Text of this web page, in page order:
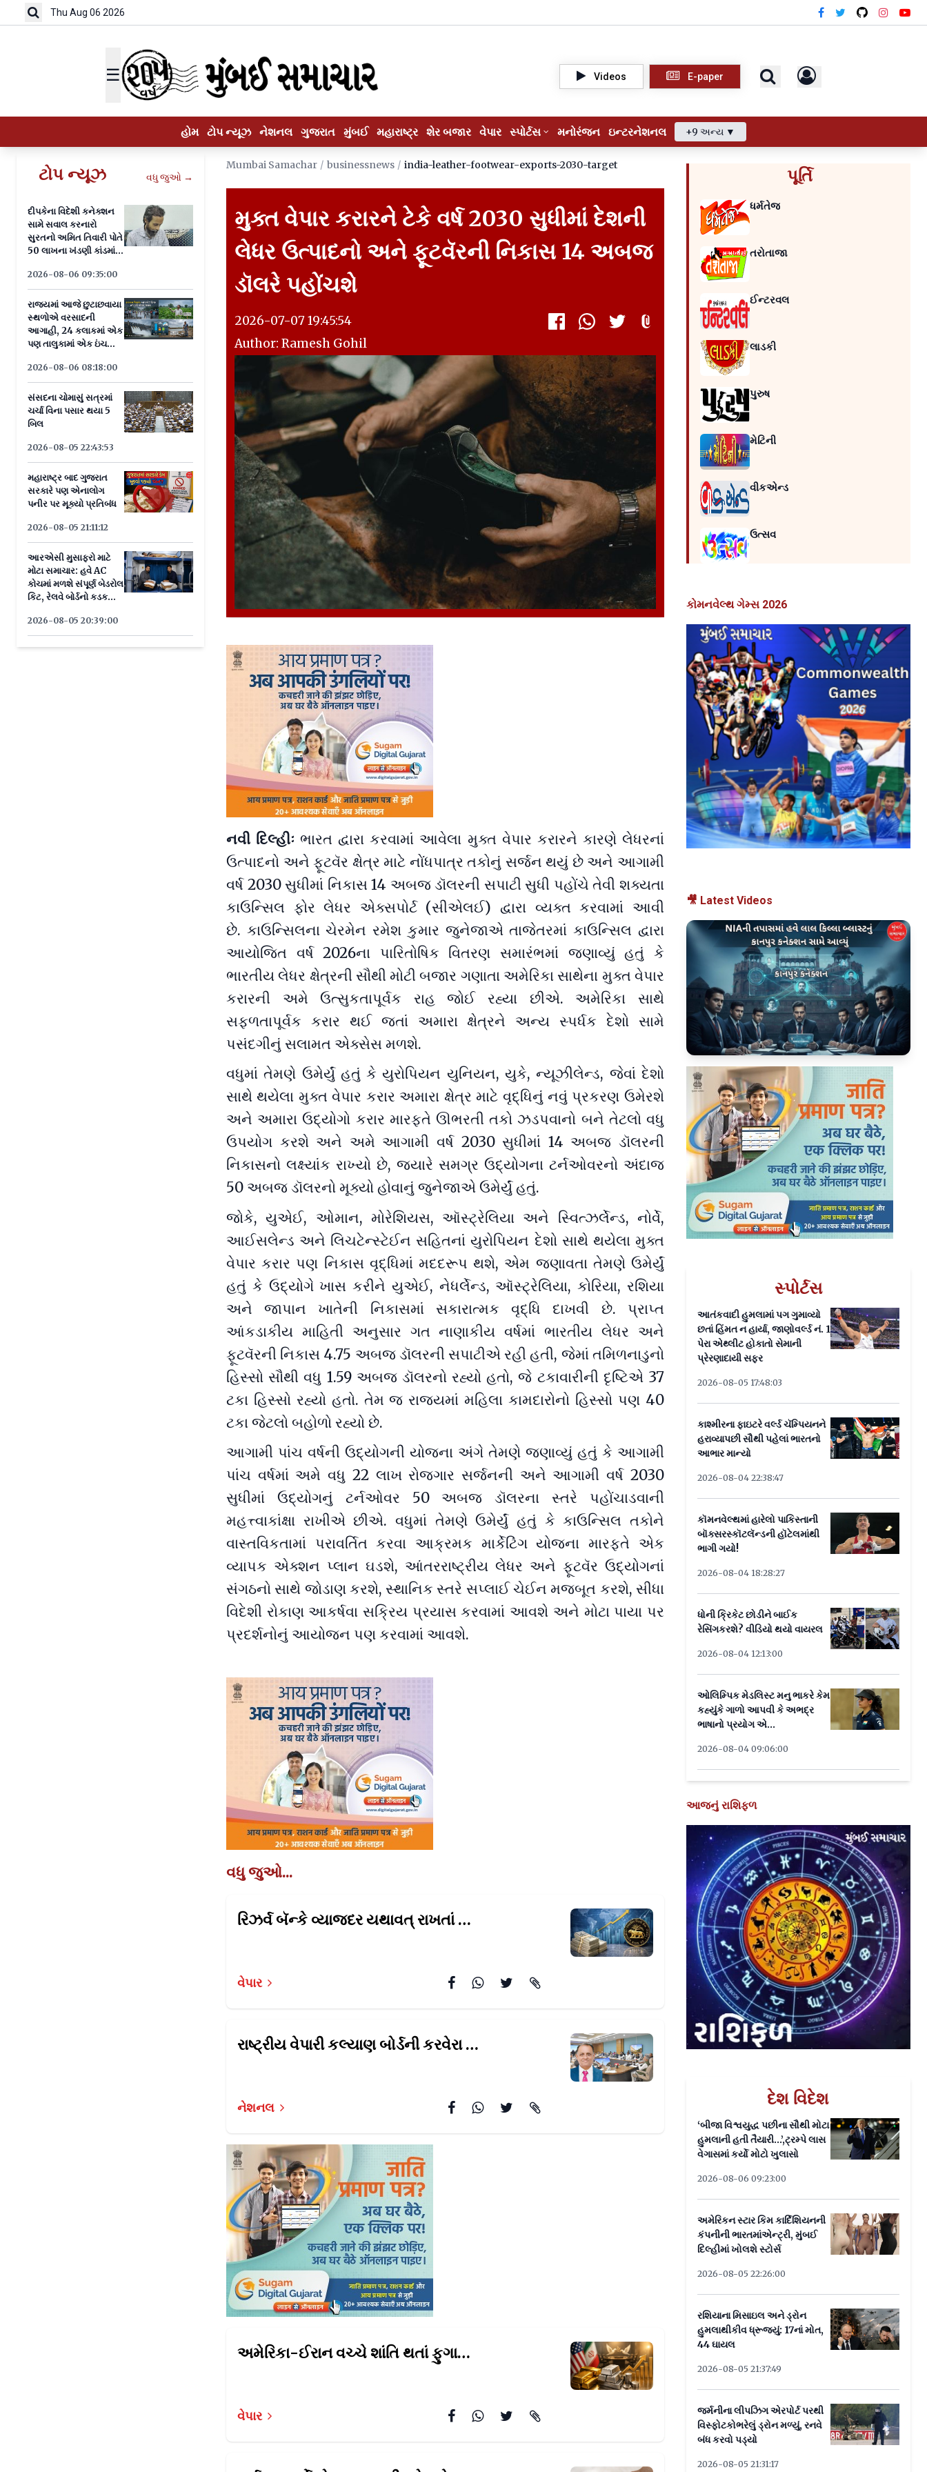
Thu Aug 06 2026
☰ Videos E-paper
હોમ ટોપ ન્યૂઝ નેશનલ ગુજરાત મુંબઈ મહારાષ્ટ્ર શેર બજાર વેપાર સ્પોર્ટસ મનોરંજન ઇન્ટરનેશનલ +9 અન્ય ▼
ટોપ ન્યૂઝ વધુ જુઓ →
દીપકેના વિદેશી કનેક્શન
સામે સવાલ કરનારો
સુરતનો અમિત તિવારી પોતે
50 લાખના ખંડણી કાંડમાં
2026-08-06 09:35:00
રાજ્યમાં આજે છુટાછવાયા
સ્થળોએ વરસાદની
આગાહી, 24 કલાકમાં એક
પણ તાલુકામાં એક ઇંચથી
2026-08-06 08:18:00
સંસદના ચોમાસું સત્રમાં
ચર્ચા વિના પસાર થયા 5
બિલ
2026-08-05 22:43:53
મહારાષ્ટ્ર બાદ ગુજરાત
સરકારે પણ એનાલોગ
પનીર પર મૂક્યો પ્રતિબંધ
2026-08-05 21:11:12
આરએસી મુસાફરો માટે
મોટા સમાચાર: હવે AC
કોચમાં મળશે સંપૂર્ણ બેડરોલ
કિટ, રેલવે બોર્ડનો કડક
2026-08-05 20:39:00
Mumbai Samachar / businessnews / india-leather-footwear-exports-2030-target
મુક્ત વેપાર કરારને ટેકે વર્ષ 2030 સુધીમાં દેશની
લેધર ઉત્પાદનો અને ફૂટવૅરની નિકાસ 14 અબજ
ડૉલરે પહોંચશે
2026-07-07 19:45:54
Author: Ramesh Gohil
નવી દિલ્હીઃભારત દ્વારા કરવામાં આવેલા મુક્ત વેપાર કરારને કારણે લેધરનાં
ઉત્પાદનો અને ફૂટવૅર ક્ષેત્ર માટે નોંધપાત્ર તકોનું સર્જન થયું છે અને આગામી
વર્ષ 2030 સુધીમાં નિકાસ 14 અબજ ડૉલરની સપાટી સુધી પહોંચે તેવી શક્યતા
કાઉન્સિલ ફોર લેધર એક્સપોર્ટ (સીએલઈ) દ્વારા વ્યક્ત કરવામાં આવી
છે. કાઉન્સિલના ચેરમેન રમેશ કુમાર જુનેજાએ તાજેતરમાં કાઉન્સિલ દ્વારા
આયોજિત વર્ષ 2026ના પારિતોષિક વિતરણ સમારંભમાં જણાવ્યું હતું કે
ભારતીય લેધર ક્ષેત્રની સૌથી મોટી બજાર ગણાતા અમેરિકા સાથેના મુક્ત વેપાર
કરારની અમે ઉત્સુકતાપૂર્વક રાહ જોઈ રહ્યા છીએ. અમેરિકા સાથે
સફળતાપૂર્વક કરાર થઈ જતાં અમારા ક્ષેત્રને અન્ય સ્પર્ધક દેશો સામે
પસંદગીનું સલામત એક્સેસ મળશે.
વધુમાં તેમણે ઉમેર્યું હતું કે યુરોપિયન યુનિયન, યુકે, ન્યૂઝીલેન્ડ, જેવાં દેશો
સાથે થયેલા મુક્ત વેપાર કરાર અમારા ક્ષેત્ર માટે વૃદ્ધિનું નવું પ્રકરણ ઉમેરશે
અને અમારા ઉદ્યોગો કરાર મારફતે ઊભરતી તકો ઝડપવાનો બને તેટલો વધુ
ઉપયોગ કરશે અને અમે આગામી વર્ષ 2030 સુધીમાં 14 અબજ ડૉલરની
નિકાસનો લક્ષ્યાંક રાખ્યો છે, જ્યારે સમગ્ર ઉદ્યોગના ટર્નઓવરનો અંદાજ
50 અબજ ડૉલરનો મૂક્યો હોવાનું જુનેજાએ ઉમેર્યું હતું.
જોકે, યુએઈ, ઓમાન, મોરેશિયસ, ઑસ્ટ્રેલિયા અને સ્વિત્ઝર્લેન્ડ, નોર્વે,
આઈસલેન્ડ અને લિચટેન્સ્ટેઈન સહિતનાં યુરોપિયન દેશો સાથે થયેલા મુક્ત
વેપાર કરાર પણ નિકાસ વૃદ્ધિમાં મદદરૂપ થશે, એમ જણાવતા તેમણે ઉમેર્યું
હતું કે ઉદ્યોગે ખાસ કરીને યુએઈ, નેધર્લેન્ડ, ઑસ્ટ્રેલિયા, કોરિયા, રશિયા
અને જાપાન ખાતેની નિકાસમાં સકારાત્મક વૃદ્ધિ દાખવી છે. પ્રાપ્ત
આંકડાકીય માહિતી અનુસાર ગત નાણાકીય વર્ષમાં ભારતીય લેધર અને
ફૂટવૅરની નિકાસ 4.75 અબજ ડૉલરની સપાટીએ રહી હતી, જેમાં તમિળનાડુનો
હિસ્સો સૌથી વધુ 1.59 અબજ ડૉલરનો રહ્યો હતો, જે ટકાવારીની દૃષ્ટિએ 37
ટકા હિસ્સો રહ્યો હતો. તેમ જ રાજ્યમાં મહિલા કામદારોનો હિસ્સો પણ 40
ટકા જેટલો બહોળો રહ્યો છે.
આગામી પાંચ વર્ષની ઉદ્યોગની યોજના અંગે તેમણે જણાવ્યું હતું કે આગામી
પાંચ વર્ષમાં અમે વધુ 22 લાખ રોજગાર સર્જનની અને આગામી વર્ષ 2030
સુધીમાં ઉદ્યોગનું ટર્નઓવર 50 અબજ ડૉલરના સ્તરે પહોંચાડવાની
મહત્ત્વાકાંક્ષા રાખીએ છીએ. વધુમાં તેમણે ઉમેર્યું હતું કે કાઉન્સિલ તકોને
વાસ્તવિકતામાં પરાવર્તિત કરવા આક્રમક માર્કેટિંગ યોજના મારફતે એક
વ્યાપક એક્શન પ્લાન ઘડશે, આંતરરાષ્ટ્રીય લેધર અને ફૂટવૅર ઉદ્યોગનાં
સંગઠનો સાથે જોડાણ કરશે, સ્થાનિક સ્તરે સપ્લાઈ ચેઈન મજબૂત કરશે, સીધા
વિદેશી રોકાણ આકર્ષવા સક્રિય પ્રયાસ કરવામાં આવશે અને મોટા પાયા પર
પ્રદર્શનોનું આયોજન પણ કરવામાં આવશે.
વધુ જુઓ...
રિઝર્વ બૅન્કે વ્યાજદર યથાવત્‌‍ રાખતાં
ડૉલર સામે રૂપિયો 19 પૈસા મજબૂત
વેપાર
રાષ્ટ્રીય વેપારી કલ્યાણ બોર્ડની કરવેરા સમિતિના સભ્યોમાં ગ્રોમાના પ્રમુખની વરણી
નેશનલ
અમેરિકા-ઈરાન વચ્ચે શાંતિ થતાં ફુગાવાલક્ષી દબાણ હળવુ થવાનો આશાવાદ
વેપાર
પૂર્તિ
ધર્મતેજ
તરોતાજા
ઈન્ટરવલ
લાડકી
પુરુષ
મેટિની
વીકએન્ડ
ઉત્સવ
કોમનવેલ્થ ગેમ્સ 2026
🎥 Latest Videos
▶
સ્પોર્ટસ
આતંકવાદી હુમલામાં પગ ગુમાવ્યો
છતાં હિંમત ન હાર્યા, જાણોવર્લ્ડ નં. 1
પેરા એથ્લીટ હોકાતો સેમાની
પ્રેરણાદાયી સફર
2026-08-05 17:48:03
કાશ્મીરના ફાઇટરે વર્લ્ડ ચૅમ્પિયનને
હરાવ્યાપછી સૌથી પહેલાં ભારતનો
આભાર માન્યો
2026-08-04 22:38:47
કૉમનવેલ્થમાં હારેલો પાકિસ્તાની
બૉક્સરસ્કૉટલૅન્ડની હૉટેલમાંથી
ભાગી ગયો!
2026-08-04 18:28:27
ધોની ક્રિકેટ છોડીને બાઈક
રેસિંગકરશે? વીડિયો થયો વાયરલ
2026-08-04 12:13:00
ઓલિમ્પિક મેડલિસ્ટ મનુ ભાકરે કેમ
કહ્યુંકે ગાળો આપવી કે અભદ્ર
ભાષાનો પ્રયોગ એ...
2026-08-04 09:06:00
આજનું રાશિફળ
દેશ વિદેશ
‘બીજા વિશ્વયુદ્ધ પછીના સૌથી મોટા
હુમલાની હતી તૈયારી...’,ટ્રમ્પે લાસ
વેગાસમાં કર્યો મોટો ખુલાસો
2026-08-06 09:23:00
અમેરિકન સ્ટાર કિમ કાર્દિશિયનની
કંપનીની ભારતમાંએન્ટ્રી, મુંબઈ
દિલ્હીમાં ખોલશે સ્ટોર્સ
2026-08-05 22:26:00
રશિયાના મિસાઇલ અને ડ્રોન
હુમલાથીકીવ ધ્રૂજ્યું: 17નાં મોત,
44 ઘાયલ
2026-08-05 21:37:49
જર્મનીના લીપઝિગ એરપોર્ટ પરથી
વિસ્ફોટકોભરેલું ડ્રોન મળ્યું, રનવે
બંધ કરવો પડ્યો
2026-08-05 21:31:17